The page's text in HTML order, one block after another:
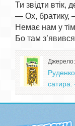
Ти звідти втік,
— Ох, братику,
Немає нам у
Джерело: